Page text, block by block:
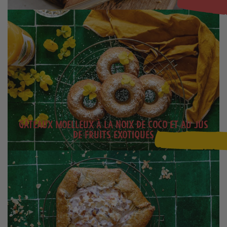
Gâteaux moelleux à la noix de coco et au jus
de fruits exotiques